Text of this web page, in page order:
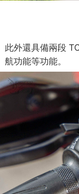
此外還具備兩段
航功能等功能。